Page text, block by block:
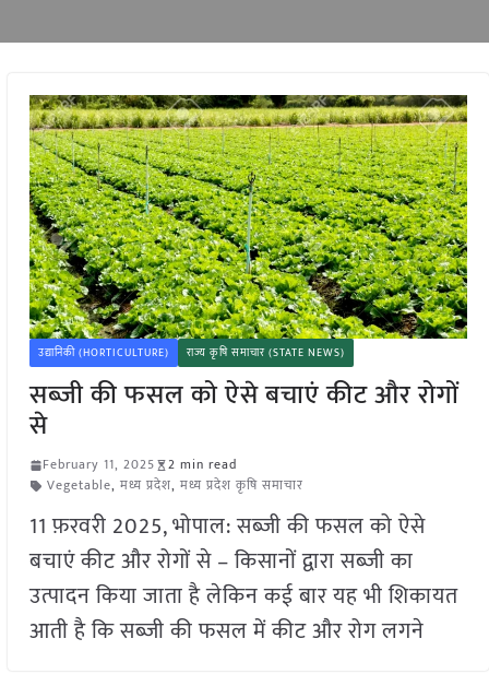
उद्यानिकी (HORTICULTURE) राज्य कृषि समाचार (STATE NEWS)
सब्जी की फसल को ऐसे बचाएं कीट और रोगों
से
February 11, 2025
2 min read
Vegetable, मध्य प्रदेश, मध्य प्रदेश कृषि समाचार
11 फ़रवरी 2025, भोपाल: सब्जी की फसल को ऐसे
बचाएं कीट और रोगों से – किसानों द्वारा सब्जी का
उत्पादन किया जाता है लेकिन कई बार यह भी शिकायत
आती है कि सब्जी की फसल में कीट और रोग लगने